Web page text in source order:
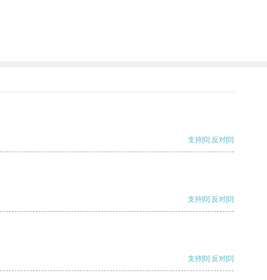
支持[0] 反对[0]
支持[0] 反对[0]
支持[0] 反对[0]